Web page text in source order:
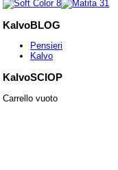
KalvoBLOG
Pensieri
Kalvo
KalvoSCIOP
Carrello vuoto